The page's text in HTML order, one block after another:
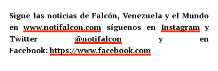
Sigue las noticias de Falcón, Venezuela y el Mundo
enwww.notifalcon.com síguenos en Instagramy
Twitter @notifalcony en
Facebook:https://www.facebook.com